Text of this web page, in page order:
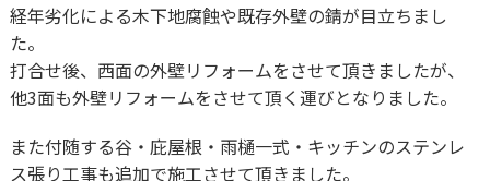
経年劣化による木下地腐蝕や既存外壁の錆が目立ちまし
た。
打合せ後、西面の外壁リフォームをさせて頂きましたが、
他3面も外壁リフォームをさせて頂く運びとなりました。
また付随する谷・庇屋根・雨樋一式・キッチンのステンレ
ス張り工事も追加で施工させて頂きました。